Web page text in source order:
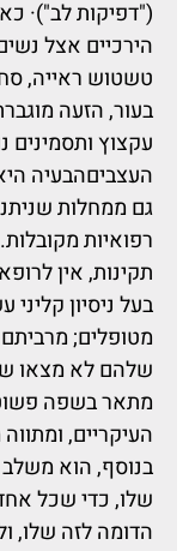
("דפיקות לב")·
הירכיים אצל
טשטוש ראייה,
בעור, הזעה
עקצוץ ותסמינים
העצביםהבעיה
גם ממחלות
רפואיות
תקינות, אין
מטופלים;
שלהם לא מצאו
מתאר בשפה
העיקריים,
בנוסף, הוא משלב
שלו, כדי שכל
הדומה לזה שלו,